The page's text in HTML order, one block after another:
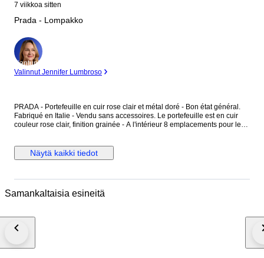
7 viikkoa sitten
Prada - Lompakko
asiantuntija
Valinnut Jennifer Lumbroso
PRADA - Portefeuille en cuir rose clair et métal doré - Bon état général.
Fabriqué en Italie - Vendu sans accessoires. Le portefeuille est en cuir
couleur rose clair, finition grainée - A l'intérieur 8 emplacements pour les
portefeuille. Dimensions : Hauteur 11 cm - Largeur 19 cm - Epaisseur
fermé 2,9 cm - Epaisseur ouvert 11 cm - Pièce en métal doré : 1,9 cm x
prendre en compte les photos.
Näytä kaikki tiedot
Samankaltaisia esineitä